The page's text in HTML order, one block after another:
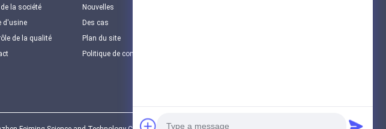
de la société
d'usine
de la qualité
Nouvelles
Des cas
Plan du site
Politique de confidentialité